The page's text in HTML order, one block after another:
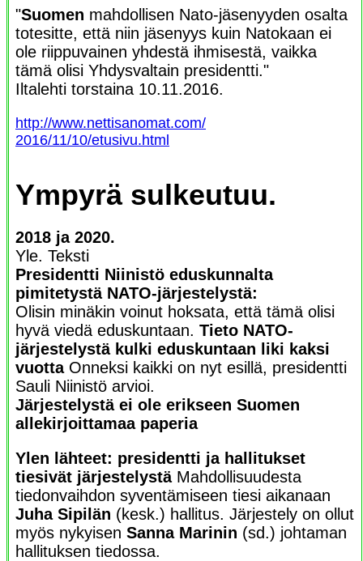
"Suomen mahdollisen Nato-jäsenyyden osalta
totesitte, että niin jäsenyys kuin Natokaan ei
ole riippuvainen yhdestä ihmisestä, vaikka
tämä olisi Yhdysvaltain presidentti."
Iltalehti torstaina 10.11.2016.
http://www.nettisanomat.com/
2016/11/10/etusivu.html
Ympyrä sulkeutuu.
2018 ja 2020.
Yle. Teksti
Presidentti Niinistö eduskunnalta
pimitetystä NATO-järjestelystä:
Olisin minäkin voinut hoksata, että tämä olisi
hyvä viedä eduskuntaan. Tieto NATO-
järjestelystä kulki eduskuntaan liki kaksi
vuotta Onneksi kaikki on nyt esillä, presidentti
Sauli Niinistö arvioi.
Järjestelystä ei ole erikseen Suomen
allekirjoittamaa paperia
Ylen lähteet: presidentti ja hallitukset
tiesivät järjestelystä Mahdollisuudesta
tiedonvaihdon syventämiseen tiesi aikanaan
Juha Sipilän (kesk.) hallitus. Järjestely on ollut
myös nykyisen Sanna Marinin (sd.) johtaman
hallituksen tiedossa.